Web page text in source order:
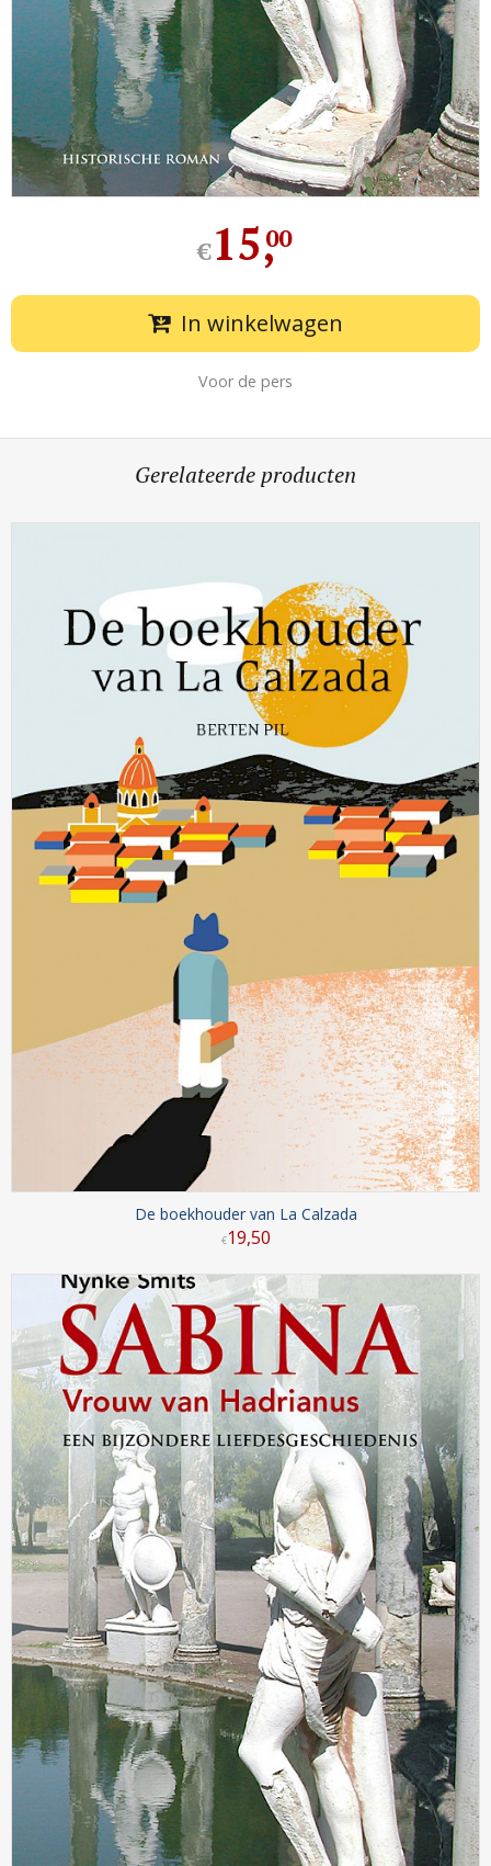
€15,
00
In winkelwagen
Voor de pers
Gerelateerde producten
De boekhouder van La Calzada
€19,50